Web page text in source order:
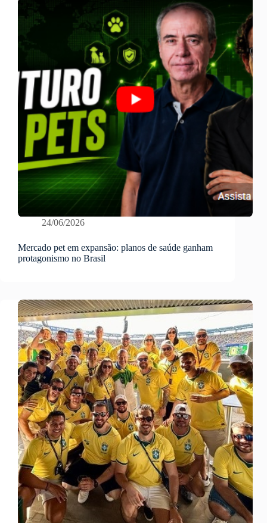
24/06/2026
Mercado pet em expansão: planos de saúde ganham
protagonismo no Brasil